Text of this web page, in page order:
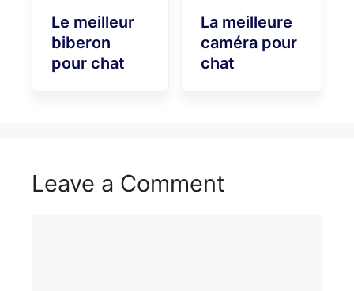
Le meilleur
biberon
pour chat
La meilleure
caméra pour
chat
Leave a Comment